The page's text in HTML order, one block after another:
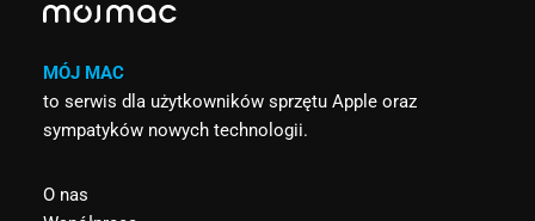
MÓJ MAC
to serwis dla użytkowników sprzętu Apple oraz
sympatyków nowych technologii.
O nas